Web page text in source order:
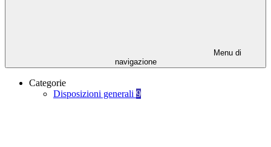
Menu di
navigazione
Categorie
Disposizioni generali 9